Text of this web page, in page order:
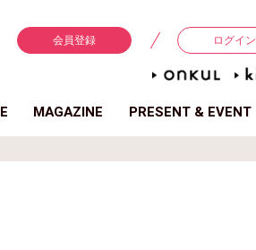
会員登録 ログイン
MAGAZINE PRESENT & EVENT